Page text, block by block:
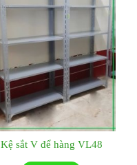
Kệ sắt V để hàng VL48